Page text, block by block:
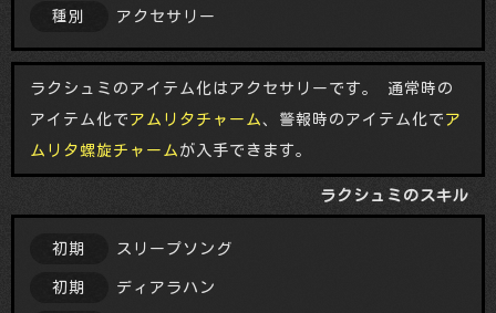
種別 アクセサリー
ラクシュミのアイテム化はアクセサリーです。 通常時の
アイテム化で アムリタチャーム、警報時のアイテム化で ア
ムリタ螺旋チャーム が入手できます。
ラクシュミのスキル
初期 スリープソング
初期 ディアラハン